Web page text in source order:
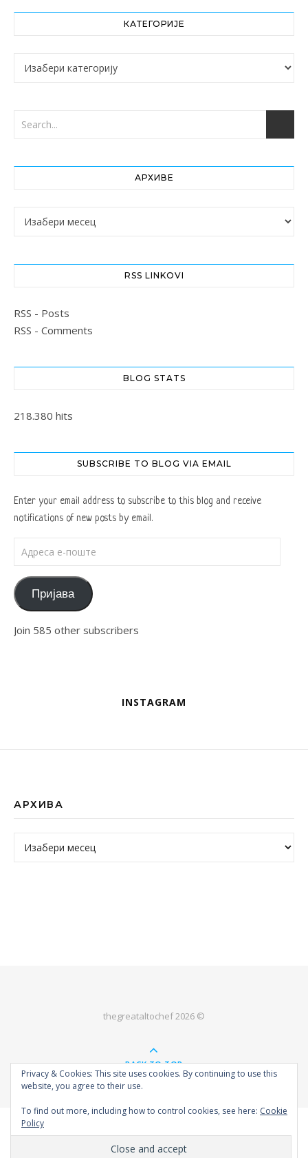
КАТЕГОРИЈЕ
Категорије
АРХИВЕ
Архиве
RSS LINKOVI
RSS - Posts
RSS - Comments
BLOG STATS
218.380 hits
SUBSCRIBE TO BLOG VIA EMAIL
Enter your email address to subscribe to this blog and receive
notifications of new posts by email.
Пријава
Join 585 other subscribers
INSTAGRAM
АРХИВА
Архива
thegreataltochef 2026 ©
BACK TO TOP
Privacy & Cookies: This site uses cookies. By continuing to use this
website, you agree to their use.
To find out more, including how to control cookies, see here: Cookie
Policy